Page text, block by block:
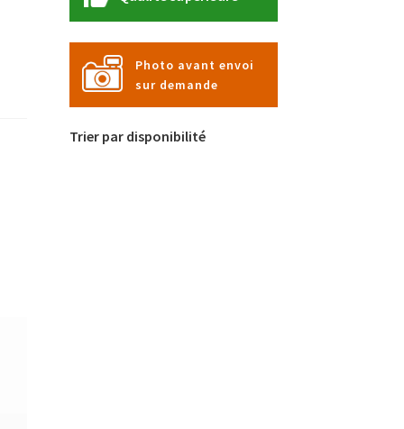
Photo avant envoi
sur demande
Trier par disponibilité